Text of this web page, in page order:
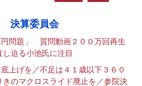
決算委員会
円問題」 質問動画２００万回再生
迫る小池氏に注目
上げを／不足は４１歳以下３６０
きのマクロスライド廃止を／参院決